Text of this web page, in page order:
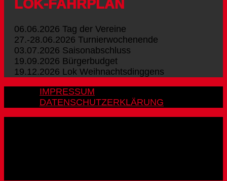
LOK-FAHRPLAN
06.06.2026 Tag der Vereine
27.-28.06.2026 Turnierwochenende
03.07.2026 Saisonabschluss
19.09.2026 Bürgerbudget
19.12.2026 Lok Weihnachtsdinggens
IMPRESSUM
DATENSCHUTZERKLÄRUNG